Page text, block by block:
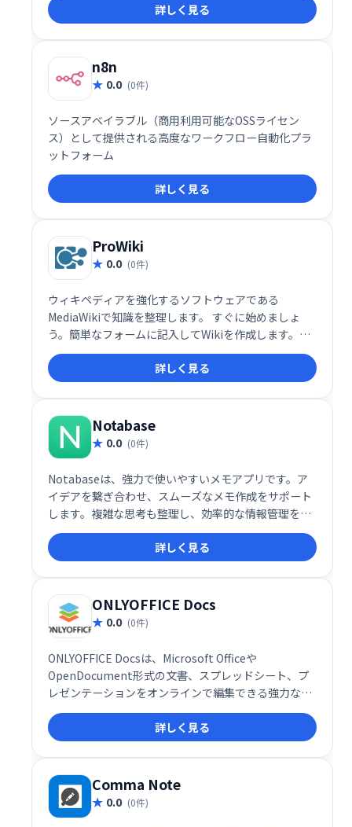
詳しく見る
n8n
0.0 (0件)
ソースアベイラブル（商用利用可能なOSSライセン
ス）として提供される高度なワークフロー自動化プラ
ットフォーム
詳しく見る
ProWiki
0.0 (0件)
ウィキペディアを強化するソフトウェアである
MediaWikiで知識を整理します。 すぐに始めましょ
う。簡単なフォームに記入してWikiを作成します。同
僚を招待して参加するか、すぐに編集を開始してくだ
さい。Wikiはプロトタイピングに最適です。
詳しく見る
Notabase
0.0 (0件)
Notabaseは、強力で使いやすいメモアプリです。ア
イデアを繋ぎ合わせ、スムーズなメモ作成をサポート
します。複雑な思考も整理し、効率的な情報管理を実
現します。シンプルで直感的なインターフェースで、
誰でも簡単に利用できます。あなたのアイデアを形に
する、最高のメモアプリを体験してください。
詳しく見る
ONLYOFFICE Docs
0.0 (0件)
ONLYOFFICE Docsは、Microsoft Officeや
OpenDocument形式の文書、スプレッドシート、プ
レゼンテーションをオンラインで編集できる強力なオ
フィススイートです。豊富な編集ツールと共同編集機
能により、チームワークの効率化を促進します。複雑
なフォーマットにも対応し、自社ウェブソリューショ
ンとのシームレスな連携も可能です。生産性向上と円
滑な情報共有を実現する、頼れるオフィスツールで
す。
詳しく見る
Comma Note
0.0 (0件)